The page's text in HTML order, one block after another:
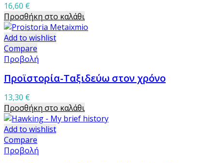
16,60 €
Προσθήκη στο καλάθι
Add to wishlist
Compare
Προβολή
Προϊστορία-Ταξιδεύω στον χρόνο
13,30 €
Προσθήκη στο καλάθι
Add to wishlist
Compare
Προβολή